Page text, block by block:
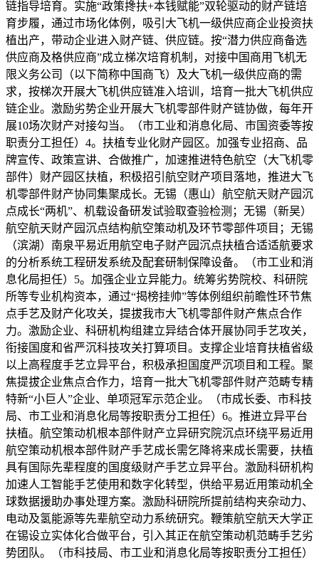
链指导培育。实施“政策搀扶+本钱赋能”双轮驱动的财产链培
育步履，通过市场化体例，吸引大飞机一级供应商企业投资扶
植出产，带动企业进入财产链、供应链。按“潜力供应商备选
供应商及格供应商”成立梯次培育机制，对接中国商用飞机无
限义务公司（以下简称中国商飞）及大飞机一级供应商的需
求，按梯次开展大飞机供应链准入培训，培育一批大飞机供应
链企业。激励劣势企业开展大飞机零部件财产链协做，每年开
展10场次财产对接勾当。（市工业和消息化局、市国资委等按
职责分工担任）4。扶植专业化财产园区。加强专业招商、品
牌宣传、政策宣讲、合做推广，加速推进特色航空（大飞机零
部件）财产园区扶植，积极招引航空财产项目落地，推进大飞
机零部件财产协同集聚成长。无锡（惠山）航空航天财产园沉
点成长“两机”、机载设备研发试验取查验检测；无锡（新吴）
航空航天财产园沉点结构航空策动机及环节零部件项目；无锡
（滨湖）南泉平易近用航空电子财产园沉点扶植合适适航要求
的分析系统工程研发系统及配套研制保障设备。（市工业和消
息化局担任）5。加强企业立异能力。统筹劣势院校、科研院
所等专业机构资本，通过“揭榜挂帅”等体例组织前瞻性环节焦
点手艺及财产化攻关，提拔我市大飞机零部件财产焦点合作
力。激励企业、科研机构组建立异结合体开展协同手艺攻关，
衔接国度和省严沉科技攻关打算项目。支撑企业培育扶植省级
以上高程度手艺立异平台，积极承担国度严沉项目和工程。聚
焦提拔企业焦点合作力，培育一批大飞机零部件财产范畴专精
特新“小巨人”企业、单项冠军示范企业。（市成长委、市科技
局、市工业和消息化局等按职责分工担任）6。推进立异平台
扶植。航空策动机根本部件财产立异研究院沉点环绕平易近用
航空策动机根本部件财产手艺成长需乞降将来成长需要，扶植
具有国际先辈程度的国度级财产手艺立异平台。激励科研机构
加速人工智能手艺使用和数字化转型，供给平易近用策动机全
球数据援助办事处理方案。激励科研院所提前结构夹杂动力、
电动及氢能源等先辈航空动力系统研究。鞭策航空航天大学正
在锡设立实体化合做平台，引入其正在航空策动机范畴手艺劣
势团队。（市科技局、市工业和消息化局等按职责分工担任）